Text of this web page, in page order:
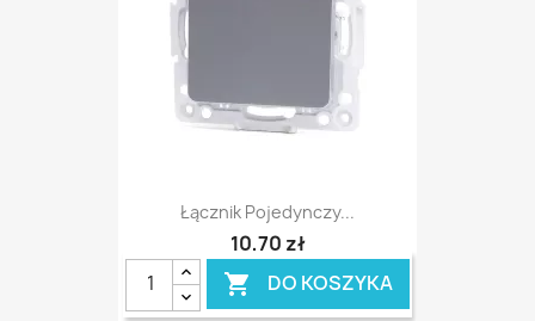
Łącznik Pojedynczy...
10,70 zł
 DO KOSZYKA